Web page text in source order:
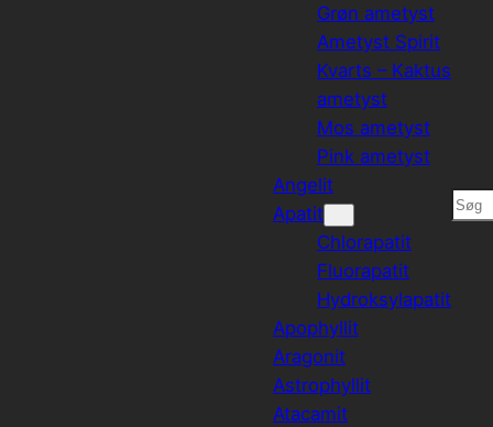
Grøn ametyst
Ametyst Spirit
Kvarts – Kaktus
ametyst
Mos ametyst
Pink ametyst
Angelit
Apatit
Chlorapatit
Fluorapatit
Hydroksylapatit
Apophyllit
Aragonit
Astrophyllit
Atacamit
Søg